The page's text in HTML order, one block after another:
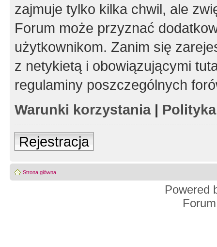
zajmuje tylko kilka chwil, ale
Forum może przyznać
użytkownikom. Zanim się
z netykietą i obowiązującymi
regulaminy poszczególnych
Warunki korzystania|
Rejestracja
Strona główna
Powered